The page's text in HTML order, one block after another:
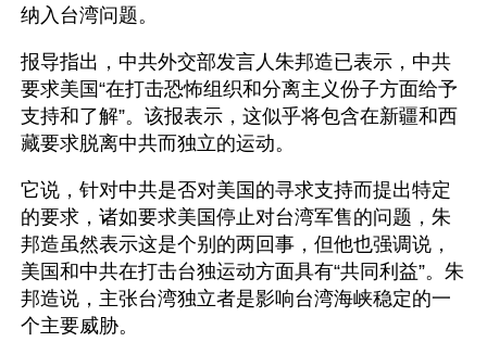
纳入台湾问题。
报导指出，中共外交部发言人朱邦造已表示，中共
要求美国“在打击恐怖组织和分离主义份子方面给予
支持和了解”。该报表示，这似乎将包含在新疆和西
藏要求脱离中共而独立的运动。
它说，针对中共是否对美国的寻求支持而提出特定
的要求，诸如要求美国停止对台湾军售的问题，朱
邦造虽然表示这是个别的两回事，但他也强调说，
美国和中共在打击台独运动方面具有“共同利益”。朱
邦造说，主张台湾独立者是影响台湾海峡稳定的一
个主要威胁。